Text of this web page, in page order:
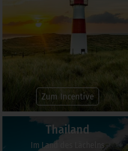
Zum Incentive
Thailand
Im Land des Lächelns